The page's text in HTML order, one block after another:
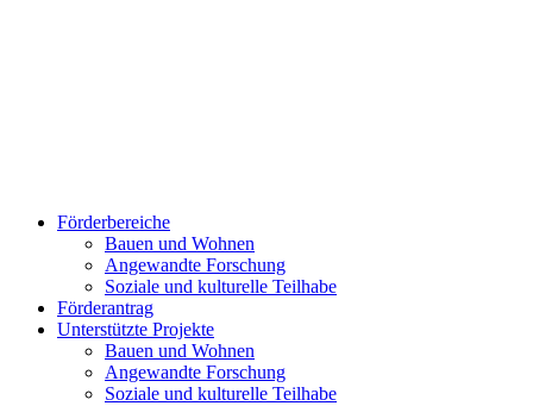
Förderbereiche
Bauen und Wohnen
Ange­wand­te For­schung
Soziale und kulturelle Teilhabe
Förderantrag
Unterstützte Projekte
Bauen und Wohnen
Ange­wand­te For­schung
Soziale und kulturelle Teilhabe